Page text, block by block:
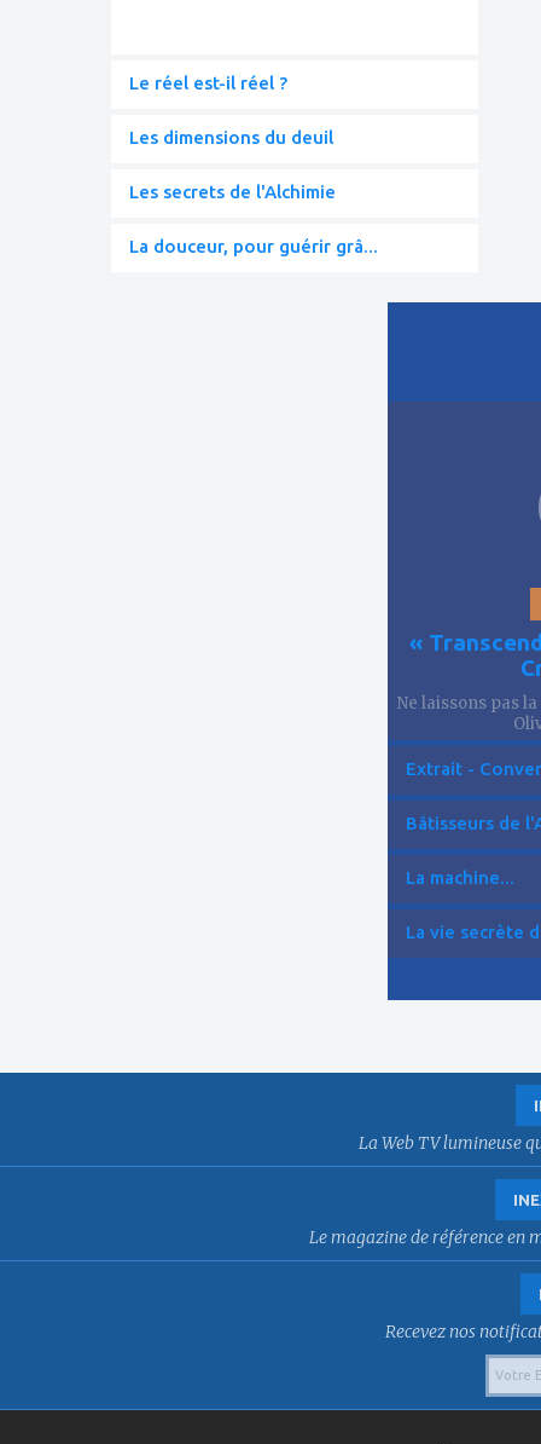
Le réel est-il réel ?
Les dimensions du deuil
Les secrets de l'Alchimie
La douceur, pour guérir grâ...
«
Ne laissons pas
Extrait -
Bâtisseurs de
La machine...
La vie secrète
La Web TV lumineuse
Le magazine de référence en
Recevez nos